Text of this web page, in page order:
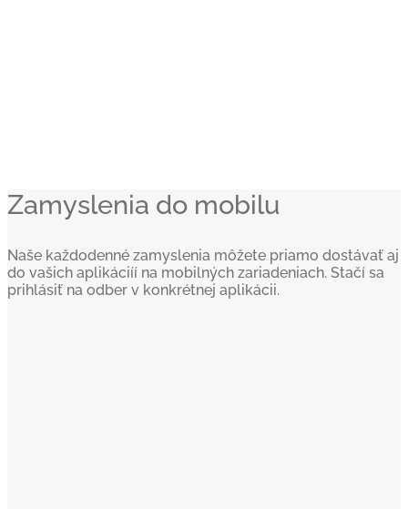
Zamyslenia do mobilu
Naše každodenné zamyslenia môžete priamo dostávať aj
do vašich aplikáciíí na mobilných zariadeniach. Stačí sa
prihlásiť na odber v konkrétnej aplikácii.